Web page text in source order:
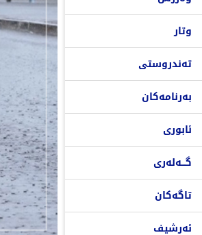
وتار
تەندروستی
بەرنامەکان
ئابوری
گـــەلەری
تاگەکان
ئەرشیف